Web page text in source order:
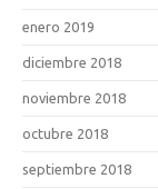
enero 2019
diciembre 2018
noviembre 2018
octubre 2018
septiembre 2018